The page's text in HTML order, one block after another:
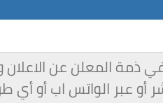
وهي في ذمة المعلن
أو عبر الواتس اب